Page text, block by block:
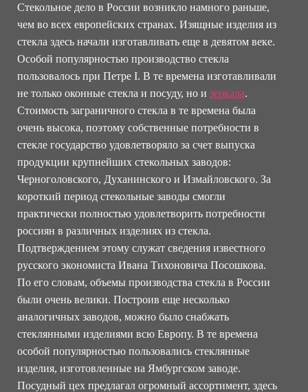
Стекольное дело в России возникло намного раньше,
чем во всех европейских странах. Изящные изделия из
стекла здесь начали изготавливать еще в девятом веке.
Особой популярностью производство стекла
пользовалось при Петре I. В те времена изготавливали
не только оконные стекла и посуду, но и зеркала.
Стоимость заграничного стекла в те времена была
очень высока, поэтому собственные потребности в
стекле государство удовлетворяло за счет выпуска
продукции крупнейших стекольных заводов:
Черноголовского, Духанинского и Измайловского. За
короткий период стекольные заводы смогли
практически полностью удовлетворить потребности
россиян в различных изделиях из стекла.
Подтверждением этому служат сведения известного
русского экономиста Ивана Тихоновича Посошкова.
По его словам, объемы производства стекла в России
были очень велики. Построив еще несколько
аналогичных заводов, можно было снабжать
стеклянными изделиями всю Европу. В те времена
особой популярностью пользовались стеклянные
изделия, изготовленные на Ямбургском заводе.
Посудный цех предлагал огромный ассортимент, здесь